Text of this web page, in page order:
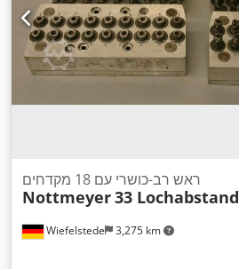
Wiefelstede 3,275 km
ראש רב-כושרי עם 18 מקדחים
Nottmeyer33 Lochabstand